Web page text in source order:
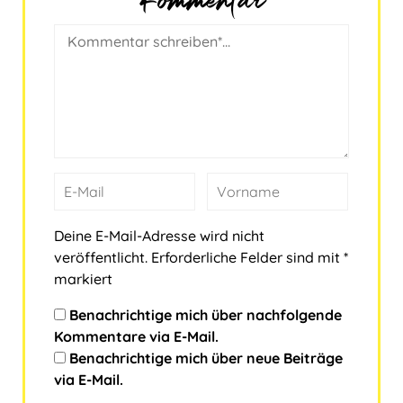
Deine E-Mail-Adresse wird nicht
veröffentlicht. Erforderliche Felder sind mit *
markiert
Benachrichtige mich über nachfolgende
Kommentare via E-Mail.
Benachrichtige mich über neue Beiträge
via E-Mail.